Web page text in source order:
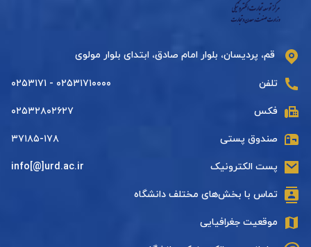
قم، پردیسان، بلوار امام صادق، ابتدای بلوار مولوی
تلفن ۰۲۵۳۱۷۱۰۰۰۰ - ۰۲۵۳۱۷۱
فکس ۰۲۵۳۲۸۰۲۶۲۷
صندوق پستی ۳۷۱۸۵-۱۷۸
پست الکترونیک info[@]urd.ac.ir
تماس با بخش‌های مختلف دانشگاه
موقعیت جغرافیایی